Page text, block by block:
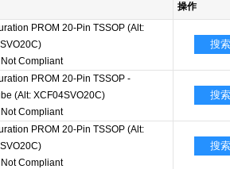
操作
PROM 20-Pin TSSOP (Alt:
Not Compliant
搜索
PROM 20-Pin TSSOP -
(Alt: XCF04SVO20C)
Not Compliant
搜索
PROM 20-Pin TSSOP (Alt:
Not Compliant
搜索